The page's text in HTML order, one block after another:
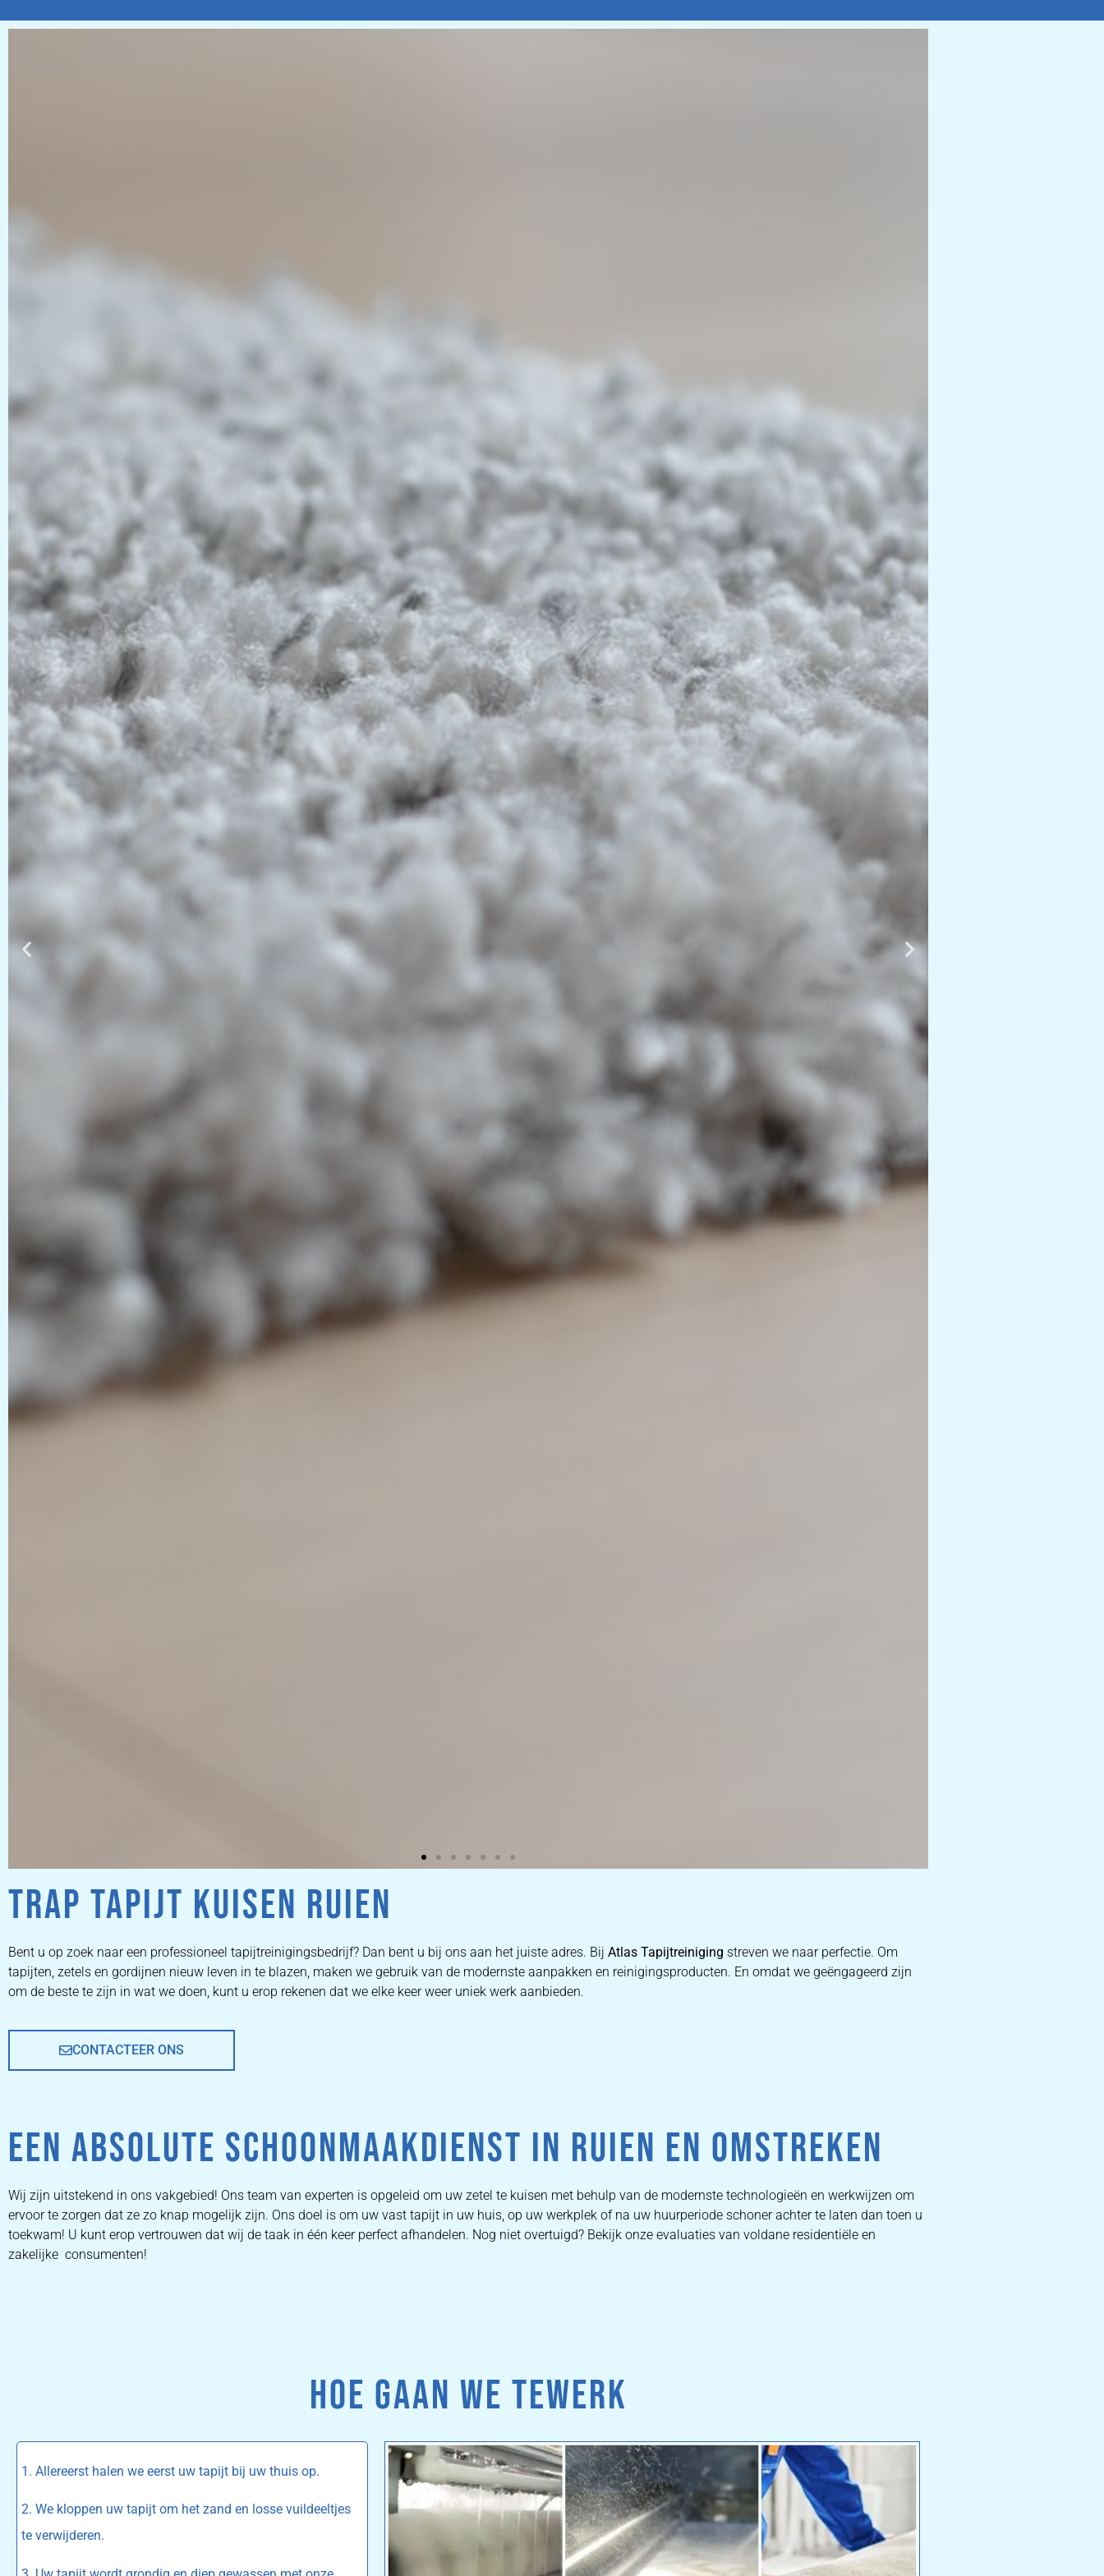
ZETEL
REINIGEN
ZETEL REINIGEN DOOR
PRIJZEN
TRAP TAPIJT KUISEN RUIEN
Bent u op zoek naar een professioneel tapijtreinigingsbedrijf? Dan bent u bij ons aan het juiste adres. Bij Atlas Tapijtreiniging streven we naar perfectie. Om
tapijten, zetels en gordijnen nieuw leven in te blazen, maken we gebruik van de modernste aanpakken en reinigingsproducten. En omdat we geëngageerd zijn
om de beste te zijn in wat we doen, kunt u erop rekenen dat we elke keer weer uniek werk aanbieden.
CONTACTEER ONS
EEN ABSOLUTE SCHOONMAAKDIENST IN RUIEN EN OMSTREKEN
Wij zijn uitstekend in ons vakgebied! Ons team van experten is opgeleid om uw zetel te kuisen met behulp van de modernste technologieën en werkwijzen om
ervoor te zorgen dat ze zo knap mogelijk zijn. Ons doel is om uw vast tapijt in uw huis, op uw werkplek of na uw huurperiode schoner achter te laten dan toen u
toekwam! U kunt erop vertrouwen dat wij de taak in één keer perfect afhandelen. Nog niet overtuigd? Bekijk onze evaluaties van voldane residentiële en
zakelijke consumenten!
HOE GAAN WE TEWERK
1. Allereerst halen we eerst uw tapijt bij uw thuis op.
2. We kloppen uw tapijt om het zand en losse vuildeeltjes
te verwijderen.